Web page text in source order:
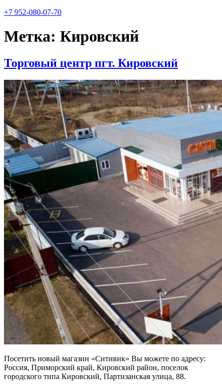
+7 952-080-07-70
Метка: Кировский
Торговый центр пгт. Кировский
Посетить новый магазин «Ситивик» Вы можете по адресу:
Россия, Приморский край, Кировский район, поселок
городского типа Кировский, Партизанская улица, 88.